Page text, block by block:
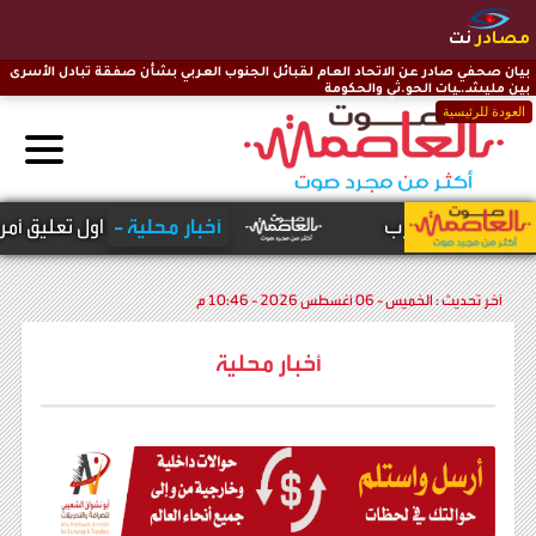
مصادرنت
العودة للرئيسية
بيان صحفي صادر عن الاتحاد العام لقبائل الجنوب العربي بشأن صفقة تبادل الأسرى
بين مليشـ.ـيات الحو.ثي والحكومة